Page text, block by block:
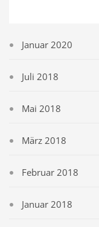
Januar 2020
Juli 2018
Mai 2018
März 2018
Februar 2018
Januar 2018